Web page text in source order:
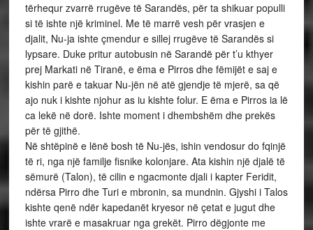
tërhequr zvarrë rrugëve të Sarandës, për ta shikuar populli
si të ishte një kriminel. Me të marrë vesh për vrasjen e
djalit, Nu-ja ishte çmendur e sillej rrugëve të Sarandës si
lypsare. Duke pritur autobusin në Sarandë për t’u kthyer
prej Markati në Tiranë, e ëma e Pirros dhe fëmijët e saj e
kishin parë e takuar Nu-jën në atë gjendje të mjerë, sa që
ajo nuk i kishte njohur as iu kishte folur. E ëma e Pirros ia lë
ca lekë në dorë. Ishte moment i dhembshëm dhe prekës
për të gjithë.
Në shtëpinë e lënë bosh të Nu-jës, ishin vendosur do fqinjë
të ri, nga një familje fisnike kolonjare. Ata kishin një djalë të
sëmurë (Talon), të cilin e ngacmonte djali i kapter Feridit,
ndërsa Pirro dhe Turi e mbronin, sa mundnin. Gjyshi i Talos
kishte qenë ndër kapedanët kryesor në çetat e jugut dhe
ishte vrarë e masakruar nga grekët. Pirro dëgjonte me